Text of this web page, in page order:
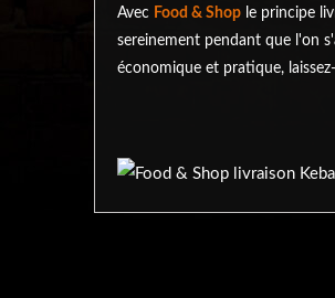
Avec Food & Shop le principe
sereinement pendant que l'on
économique et pratique,